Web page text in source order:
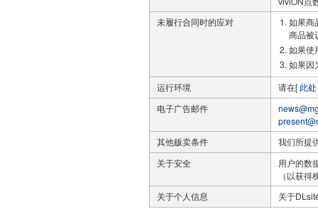
未履行合同时的应对
如果商
商品被
如果使
如果因
运行环境
请在[ 此处
电子广告邮件
其他贩卖条件
我们所提
关于安全
用户的数
（以获
关于个人信息
关于